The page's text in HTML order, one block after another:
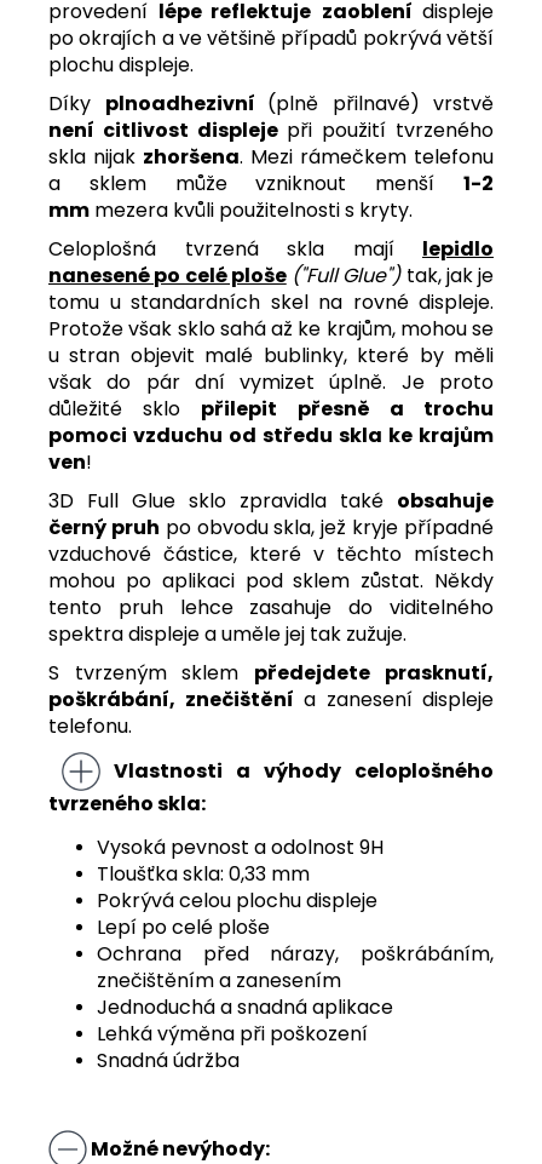
provedení lépe reflektuje zaoblení displeje
po okrajích a ve většině případů pokrývá větší
plochu displeje.
Díky plnoadhezivní (plně přilnavé) vrstvě
není citlivost displeje při použití tvrzeného
skla nijak zhoršena. Mezi rámečkem telefonu
a sklem může vzniknout menší 1-2
mm mezera kvůli použitelnosti s kryty.
Celoplošná tvrzená skla mají lepidlo
nanesené po celé ploše ("Full Glue")tak, jak je
tomu u standardních skel na rovné displeje.
Protože však sklo sahá až ke krajům, mohou se
u stran objevit malé bublinky, které by měli
však do pár dní vymizet úplně. Je proto
důležité sklo přilepit přesně a trochu
pomoci vzduchu od středu skla ke krajům
ven!
3D Full Glue sklo zpravidla také obsahuje
černý pruh po obvodu skla, jež kryje případné
vzduchové částice, které v těchto místech
mohou po aplikaci pod sklem zůstat. Někdy
tento pruh lehce zasahuje do viditelného
spektra displeje a uměle jej tak zužuje.
S tvrzeným sklem předejdete prasknutí,
poškrábání, znečištění a zanesení displeje
telefonu.
Vlastnosti a výhody celoplošného
tvrzeného skla:
Vysoká pevnost a odolnost 9H
Tloušťka skla: 0,33 mm
Pokrývá celou plochu displeje
Lepí po celé ploše
Ochrana před nárazy, poškrábáním,
znečištěním a zanesením
Jednoduchá a snadná aplikace
Lehká výměna při poškození
Snadná údržba
Možné nevýhody: